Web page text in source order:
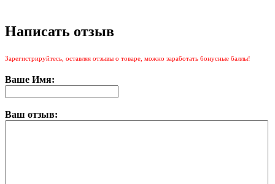
Написать отзыв
Зарегистрируйтесь, оставляя отзывы о товаре, можно заработать бонусные баллы!
Ваше Имя:
Ваш отзыв: